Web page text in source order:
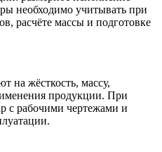
необходимо учитывать при
расчёте массы и подготовке
на жёсткость, массу,
продукции. При
с рабочими чертежами и